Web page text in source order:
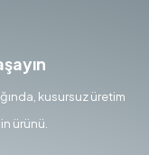
kusursuz üretim
ürünü.